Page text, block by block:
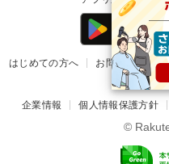
はじめての方へ お問い合わせ
掲載ご希
企業情報 個人情報保護方針
©